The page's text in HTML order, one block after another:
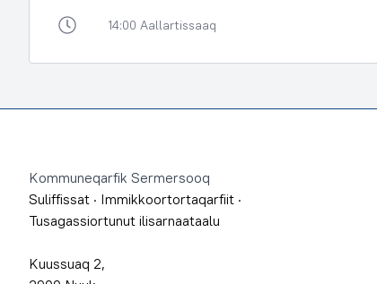
14:00 Aallartissaaq
Kommuneqarfik Sermersooq
Suliffissat · Immikkoortortaqarfiit ·
Tusagassiortunut ilisarnaataalu
Kuussuaq 2,